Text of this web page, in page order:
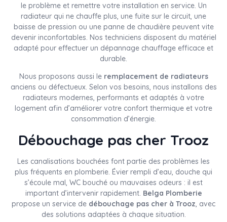
le problème et remettre votre installation en service. Un
radiateur qui ne chauffe plus, une fuite sur le circuit, une
baisse de pression ou une panne de chaudière peuvent vite
devenir inconfortables. Nos techniciens disposent du matériel
adapté pour effectuer un dépannage chauffage efficace et
durable.
Nous proposons aussi le remplacement de radiateurs
anciens ou défectueux. Selon vos besoins, nous installons des
radiateurs modernes, performants et adaptés à votre
logement afin d’améliorer votre confort thermique et votre
consommation d’énergie.
Débouchage pas cher Trooz
Les canalisations bouchées font partie des problèmes les
plus fréquents en plomberie. Évier rempli d’eau, douche qui
s’écoule mal, WC bouché ou mauvaises odeurs : il est
important d’intervenir rapidement. Belga Plomberie
propose un service de débouchage pas cher à Trooz, avec
des solutions adaptées à chaque situation.